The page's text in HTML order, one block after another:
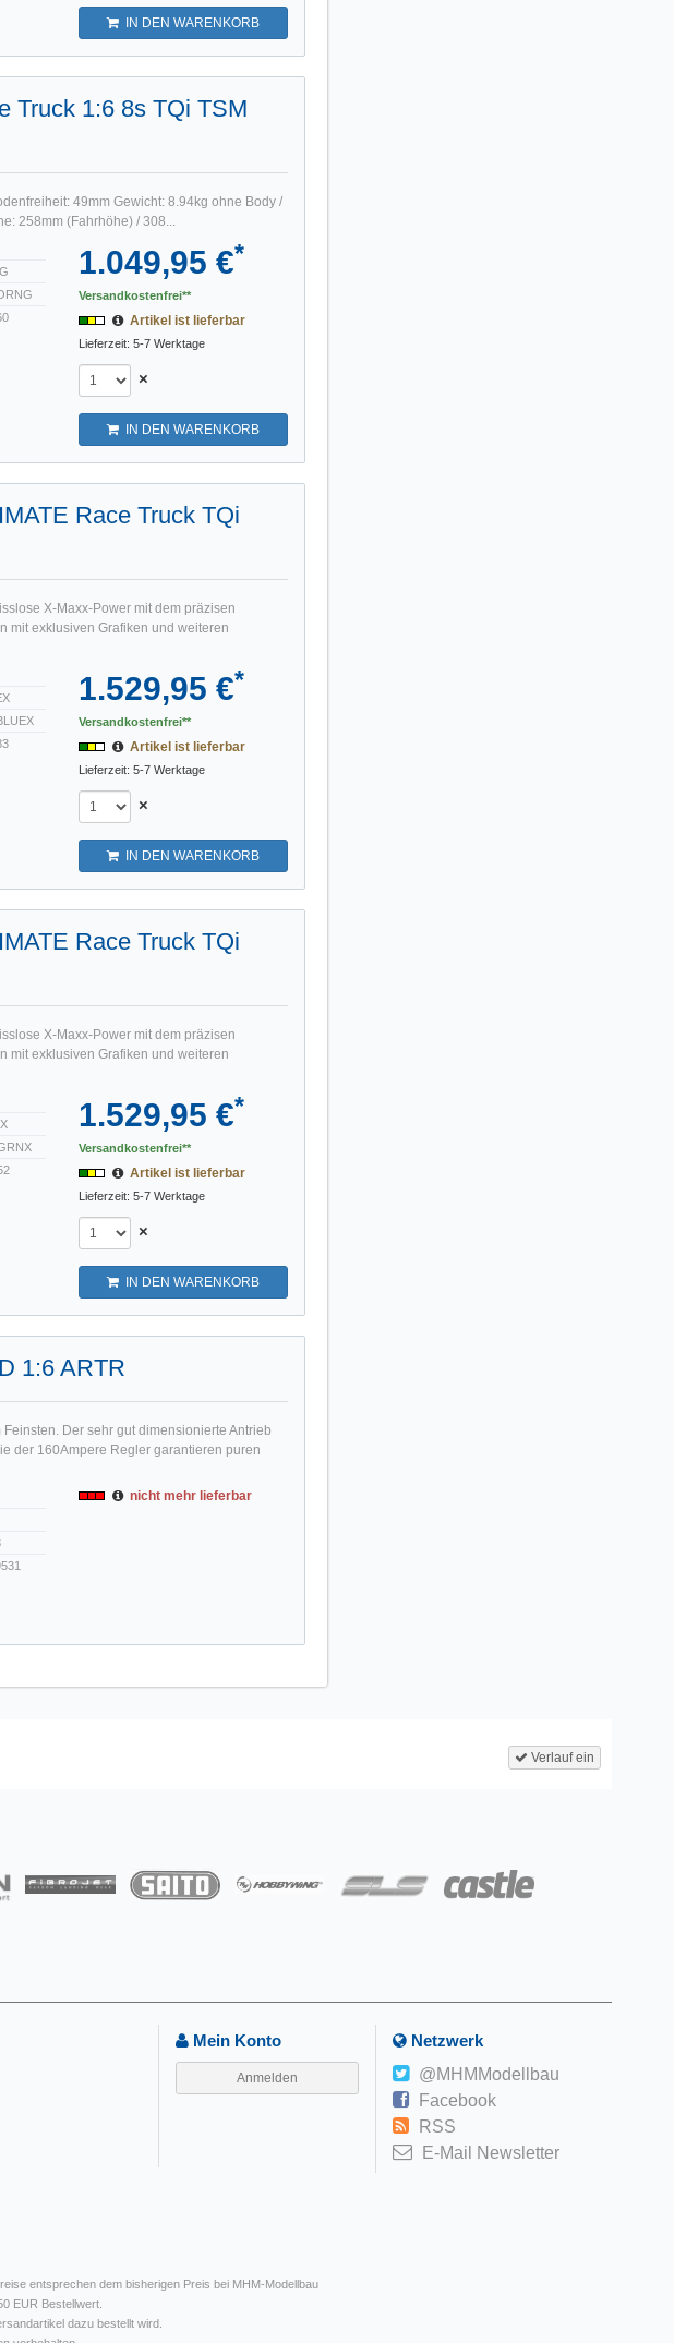
IN DEN WARENKORB
Truck 1:6 8s TQi TSM
49mm Gewicht: 8.94kg ohne Body /
258mm (Fahrhöhe) / 308...
1.049,95 €*
Versandkostenfrei**
Artikel ist lieferbar
Lieferzeit: 5-7 Werktage
×
IN DEN WARENKORB
Race Truck TQi
X-Maxx-Power mit dem präzisen
mit exklusiven Grafiken und weiteren
1.529,95 €*
Versandkostenfrei**
Artikel ist lieferbar
Lieferzeit: 5-7 Werktage
×
IN DEN WARENKORB
Race Truck TQi
X-Maxx-Power mit dem präzisen
mit exklusiven Grafiken und weiteren
1.529,95 €*
Versandkostenfrei**
Artikel ist lieferbar
Lieferzeit: 5-7 Werktage
×
IN DEN WARENKORB
1:6 ARTR
Der sehr gut dimensionierte Antrieb
der 160Ampere Regler garantieren puren
nicht mehr lieferbar
Verlauf ein
Mein Konto
Anmelden
Netzwerk
@MHMModellbau
Facebook
RSS
E-Mail Newsletter
entsprechen dem bisherigen Preis bei MHM-Modellbau
EUR Bestellwert.
dazu bestellt wird.